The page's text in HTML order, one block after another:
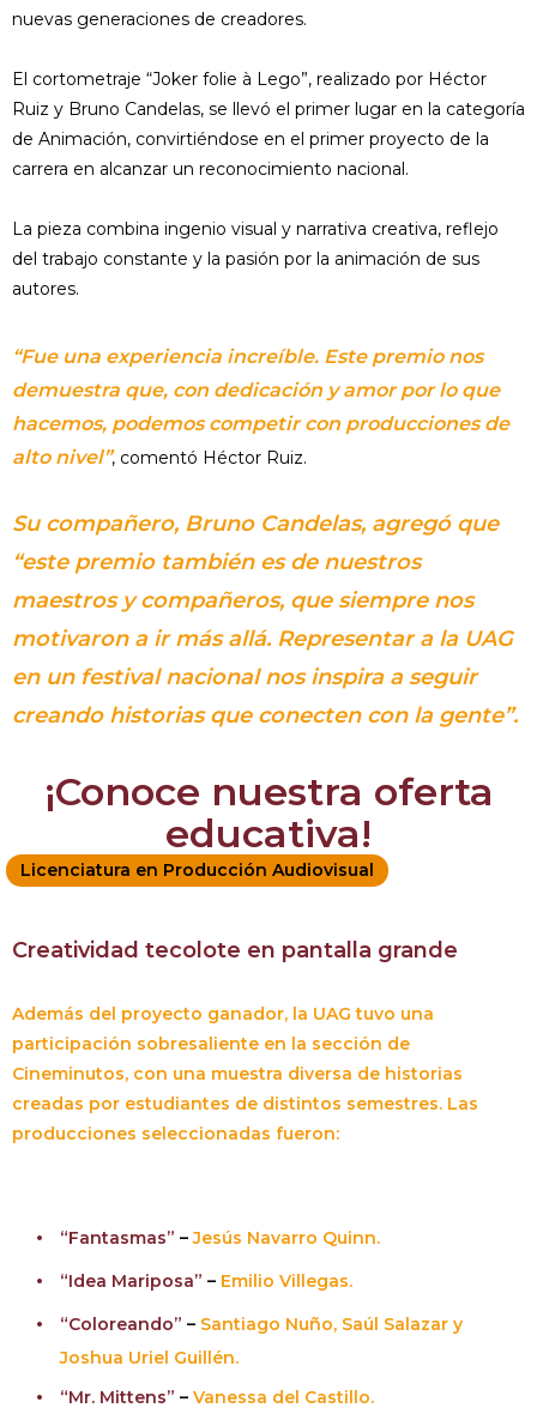
nuevas generaciones de creadores.
El cortometraje “Joker folie à Lego”, realizado por Héctor
Ruiz y Bruno Candelas, se llevó el primer lugar en la categoría
de Animación, convirtiéndose en el primer proyecto de la
carrera en alcanzar un reconocimiento nacional.
La pieza combina ingenio visual y narrativa creativa, reflejo
del trabajo constante y la pasión por la animación de sus
autores.
“Fue una experiencia increíble. Este premio nos
demuestra que, con dedicación y amor por lo que
hacemos, podemos competir con producciones de
alto nivel”, comentó Héctor Ruiz.
Su compañero, Bruno Candelas, agregó que
“este premio también es de nuestros
maestros y compañeros, que siempre nos
motivaron a ir más allá. Representar a la UAG
en un festival nacional nos inspira a seguir
creando historias que conecten con la gente”.
¡Conoce nuestra oferta
educativa!
Licenciatura en Producción Audiovisual
Creatividad tecolote en pantalla grande
Además del proyecto ganador, la UAG tuvo una
participación sobresaliente en la sección de
Cineminutos, con una muestra diversa de historias
creadas por estudiantes de distintos semestres. Las
producciones seleccionadas fueron:
“Fantasmas” –Jesús Navarro Quinn.
“Idea Mariposa” – Emilio Villegas.
“Coloreando” – Santiago Nuño, Saúl Salazar y
Joshua Uriel Guillén.
“Mr. Mittens” – Vanessa del Castillo.